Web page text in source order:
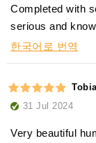
Completed with
serious and
한국어로 번역
31 Jul 2024
Very beautiful